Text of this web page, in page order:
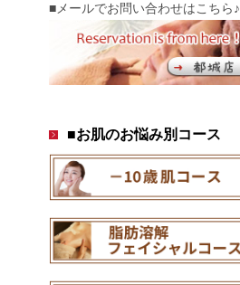
■メールでお問い合わせはこちら♪
■お肌のお悩み別コース